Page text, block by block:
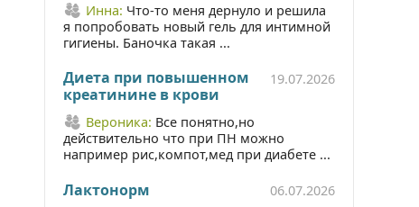
Инна: Что-то меня дернуло и решила
я попробовать новый гель для интимной
гигиены. Баночка такая ...
Диета при повышенном
креатинине в крови
19.07.2026
Вероника: Все понятно,но
действительно что при ПН можно
например рис,компот,мед при диабете ...
Лактонорм
06.07.2026